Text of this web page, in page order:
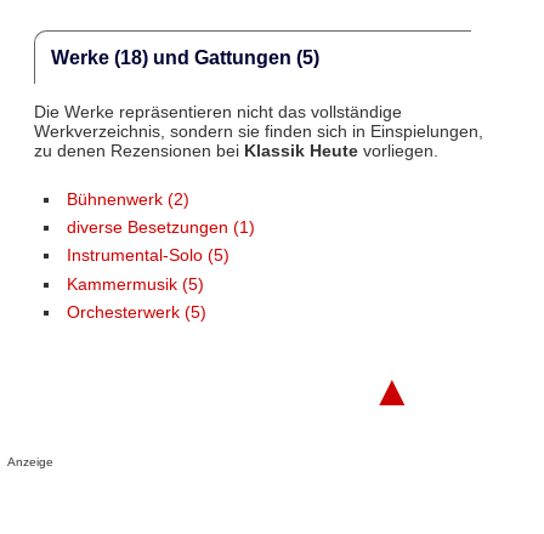
Werke (18) und Gattungen (5)
Die Werke repräsentieren nicht das vollständige
Werkverzeichnis, sondern sie finden sich in Einspielungen,
zu denen Rezensionen bei Klassik Heutevorliegen.
Bühnenwerk (2)
diverse Besetzungen (1)
Instrumental-Solo (5)
Kammermusik (5)
Orchesterwerk (5)
▲
Anzeige